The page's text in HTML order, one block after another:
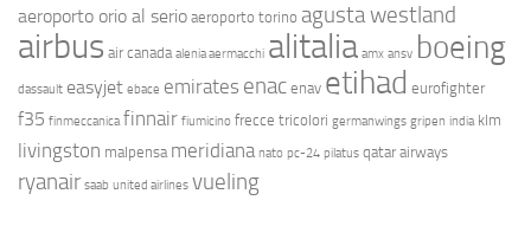
aeroporto orio al serio aeroporto torino agusta westland
airbus air canada alenia aermacchi alitalia amx ansv boeing
dassault easyjet ebace emirates enac enav etihad eurofighter
f35 finmeccanica finnair fiumicino frecce tricolori germanwings gripen india klm
livingston malpensa meridiana nato pc-24 pilatus qatar airways
ryanair saab united airlines vueling